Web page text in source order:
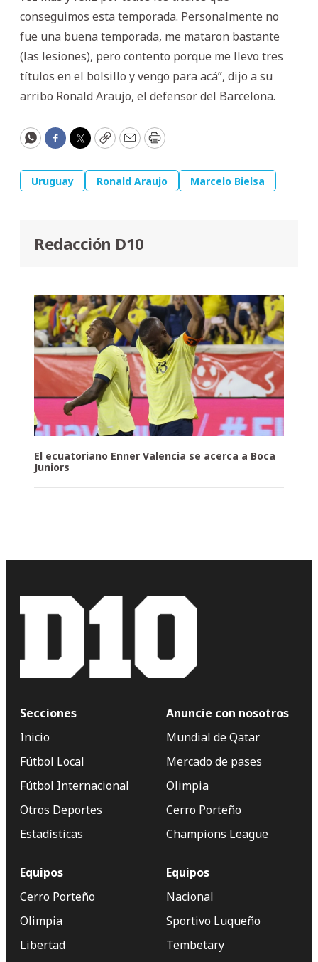
conseguimos esta temporada. Personalmente no
fue una buena temporada, me mataron bastante
(las lesiones), pero contento porque me llevo tres
títulos en el bolsillo y vengo para acá”, dijo a su
arribo Ronald Araujo, el defensor del Barcelona.
WhatsApp
Facebook
Twitter
CopyEmailPrint
Uruguay Ronald Araujo Marcelo Bielsa
Redacción D10
El ecuatoriano Enner Valencia se acerca a Boca
Juniors
Secciones
Inicio
Fútbol Local
Fútbol Internacional
Otros Deportes
Estadísticas
Anuncie con nosotros
Mundial de Qatar
Mercado de pases
Olimpia
Cerro Porteño
Champions League
Equipos
Cerro Porteño
Olimpia
Libertad
Equipos
Nacional
Sportivo Luqueño
Tembetary